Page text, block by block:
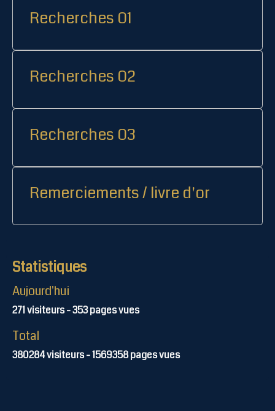
Recherches 01
Recherches 02
Recherches 03
Remerciements / livre d'or
Statistiques
Aujourd'hui
271visiteurs -353pages vues
Total
380284visiteurs -1569358pages vues